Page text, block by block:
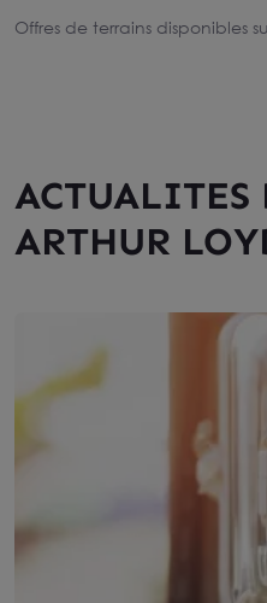
Offres de terrains disponibles
ACTUALITES
ARTHUR